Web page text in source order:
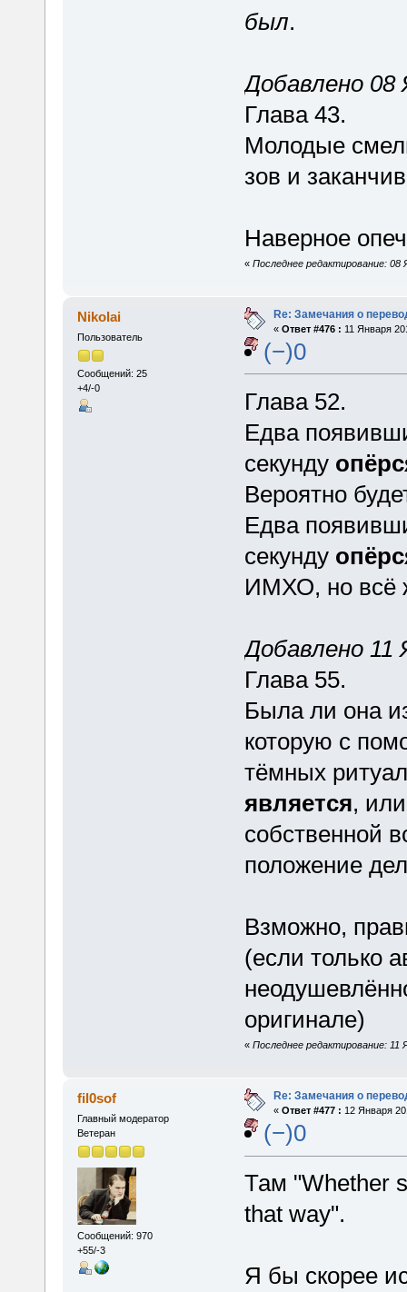
был.
Добавлено 08
Глава 43.
Молодые
зов и
Наверное
« Последнее редактирование: 08
Nikolai
Пользователь
Сообщений: 25
+4/-0
Re: Замечания о
« Ответ #476 : 11 Января
(−)0
Глава 52.
Едва
секунду
Вероятно
Едва
секунду
ИМХО, но всё
Добавлено 11
Глава 55.
Была ли она
которую с
тёмных
является,
собственной
положение
Взможно,
(если только
оригинале)
« Последнее редактирование: 11
fil0sof
Главный модератор
Ветеран
Сообщений: 970
+55/-3
Re: Замечания о
« Ответ #477 : 12 Января
(−)0
Там "Whether
that way".
Я бы скорее